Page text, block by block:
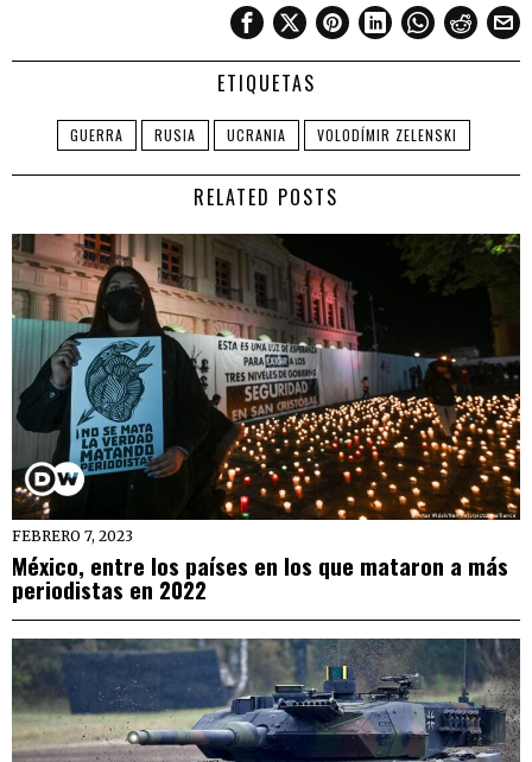
ETIQUETAS
GUERRA RUSIA UCRANIA VOLODÍMIR ZELENSKI
RELATED POSTS
FEBRERO 7, 2023
México, entre los países en los que mataron a más
periodistas en 2022